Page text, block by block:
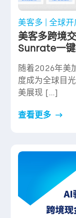
美客多 全球开
美客多跨境
Sunrate一键
随着2026年美
度成为全球目
美展现 […]
查看更多